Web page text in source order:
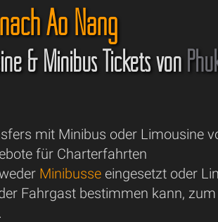
Ao Nang
& Minibus Tickets von
mit Minibus oder Limousine
für Charterfahrten
Minibusse eingesetzt oder
Fahrgast bestimmen kann,